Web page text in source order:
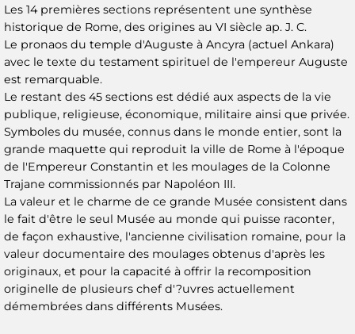
Les 14 premières sections représentent une synthèse
historique de Rome, des origines au VI siècle ap. J. C.
Le pronaos du temple d'Auguste à Ancyra (actuel Ankara)
avec le texte du testament spirituel de l'empereur Auguste
est remarquable.
Le restant des 45 sections est dédié aux aspects de la vie
publique, religieuse, économique, militaire ainsi que privée.
Symboles du musée, connus dans le monde entier, sont la
grande maquette qui reproduit la ville de Rome à l'époque
de l'Empereur Constantin et les moulages de la Colonne
Trajane commissionnés par Napoléon III.
La valeur et le charme de ce grande Musée consistent dans
le fait d'être le seul Musée au monde qui puisse raconter,
de façon exhaustive, l'ancienne civilisation romaine, pour la
valeur documentaire des moulages obtenus d'après les
originaux, et pour la capacité à offrir la recomposition
originelle de plusieurs chef d'?uvres actuellement
démembrées dans différents Musées.